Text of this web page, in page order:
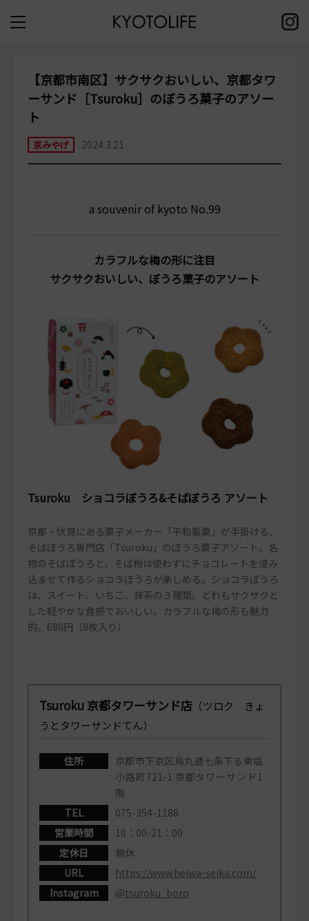
【京都市南区】サクサクおいしい、京都タワ
ーサンド［Tsuroku］のぼうろ菓子のアソー
ト
京みやげ 2024.3.21
a souvenir of kyoto No.99
カラフルな梅の形に注目
サクサクおいしい、ぼうろ菓子のアソート
Tsuroku ショコラぼうろ&そばぼうろ アソート
京都・伏見にある菓子メーカー「平和製菓」が手掛ける、
そばぼうろ専門店「Tsuroku」のぼうろ菓子アソート。名
物のそばぼうろと、そば粉は使わずにチョコレートを浸み
込ませて作るショコラぼうろが楽しめる。ショコラぼうろ
は、スイート、いちご、抹茶の３種類。どれもサクサクと
した軽やかな食感でおいしい。カラフルな梅の形も魅力
的。680円（8枚入り）
Tsuroku 京都タワーサンド店 （ツロク きょ
うとタワーサンドてん）
住所
京都市下京区烏丸通七条下る東塩
小路町721-1 京都タワーサンド1
階
TEL
075-354-1188
営業時間
10：00-21：00
定休日
無休
URL
https://www.heiwa-seika.com/
Instagram
@tsuroku_boro